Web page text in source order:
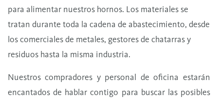
para alimentar nuestros hornos. Los materiales se
tratan durante toda la cadena de abastecimiento, desde
los comerciales de metales, gestores de chatarras y
residuos hasta la misma industria.
Nuestros compradores y personal de oficina estarán
encantados de hablar contigo para buscar las posibles